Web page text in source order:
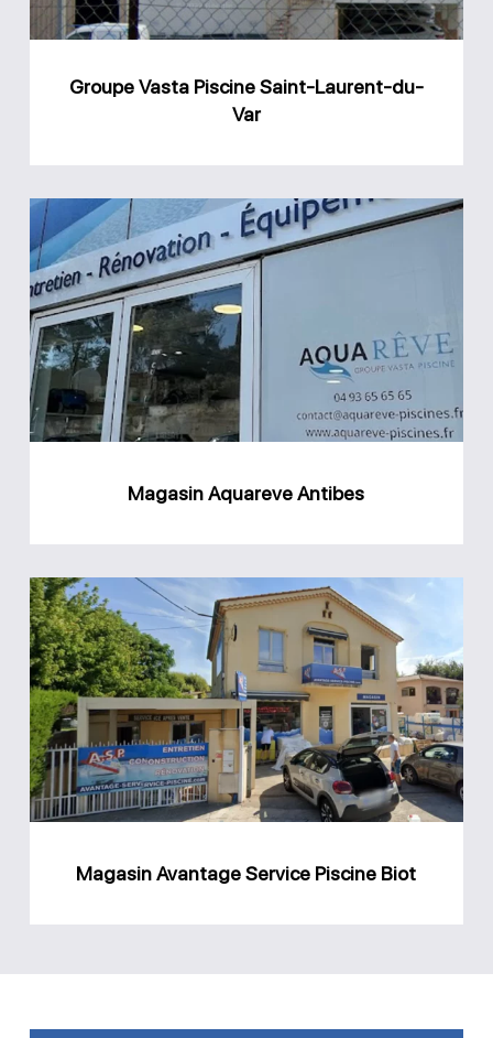
Var
Groupe Vasta Piscine Saint-Laurent-du-
Var
Magasin
Aquareve
Antibes
Magasin Aquareve Antibes
Magasin
Avantage
Service
Piscine
Biot
Magasin Avantage Service Piscine Biot